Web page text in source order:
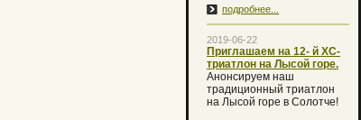
подробнее...
2019-06-22
Приглашаем на 12- й XC-
триатлон на Лысой горе.
Анонсируем наш
традиционный триатлон
на Лысой горе в Солотче!